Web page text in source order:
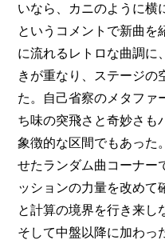
いなら、カニのように横
というコメントで新曲を
に流れるレトロな曲調に
きが重なり、ステージの
た。自己省察のメタファ
ち味の突飛さと奇妙さも
象徴的な区間でもあった
せたランダム曲コーナー
ッションの力量を改めて
と計算の境界を行き来し
そして中盤以降に加わっ